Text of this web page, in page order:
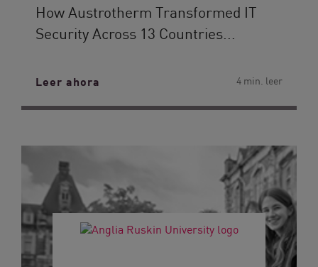
How Austrotherm Transformed IT
Security Across 13 Countries...
Leer ahora 4 min. leer